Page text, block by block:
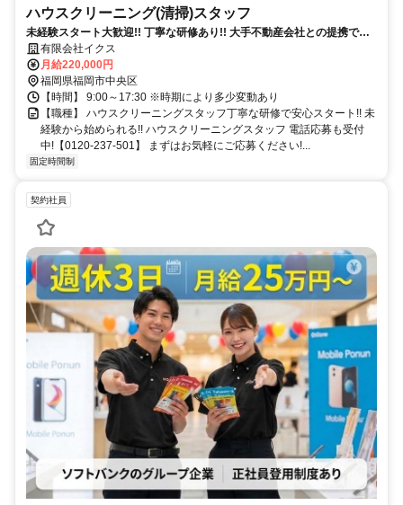
ハウスクリーニング(清掃)スタッフ
未経験スタート大歓迎!! 丁寧な研修あり!! 大手不動産会社との提携で仕
事量も安定♪
有限会社イクス
月給220,000円
福岡県福岡市中央区
【時間】 9:00～17:30 ※時期により多少変動あり
【職種】 ハウスクリーニングスタッフ丁寧な研修で安心スタート!! 未
経験から始められる!! ハウスクリーニングスタッフ 電話応募も受付
中!【0120-237-501】 まずはお気軽にご応募ください!...
固定時間制
契約社員